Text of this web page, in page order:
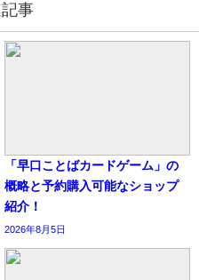
事
「早口ことばカードゲーム」の
概略と予約購入可能なショップ
紹介！
2026年8月5日